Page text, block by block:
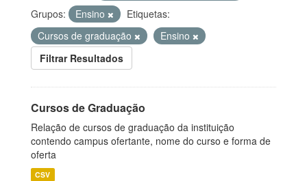
Grupos:
Ensino
Etiquetas:
Cursos de graduação
Ensino
Filtrar Resultados
Cursos de Graduação
Relação de cursos de graduação da instituição
contendo campus ofertante, nome do curso e forma de
oferta
CSV